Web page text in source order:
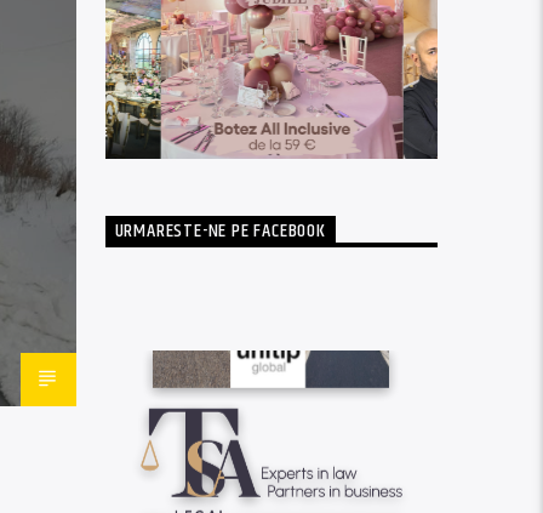
URMARESTE-NE PE FACEBOOK